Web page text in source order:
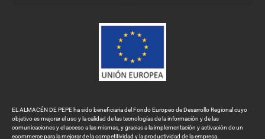
EL ALMACÉN DE PEPE ha sido beneficiaria del Fondo Europeo de Desarrollo Regional cuyo
objetivo es mejorar el uso y la calidad de las tecnologías de la información y de las
comunicaciones y el acceso a las mismas, y gracias a la implementación y activación de un
ecommerce para la mejorar de la competitividad y la productividad de la empresa.